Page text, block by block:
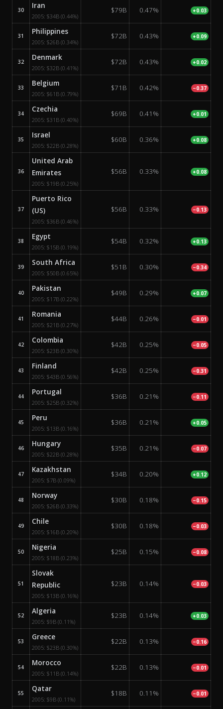
30 Iran
2005: $34B (0.44%)
$79B 0.47% +0.03
31 Philippines
2005: $26B (0.34%)
$72B 0.43% +0.09
32 Denmark
2005: $32B (0.41%)
$72B 0.43% +0.02
33 Belgium
2005: $61B (0.79%)
$71B 0.42% −0.37
34 Czechia
2005: $31B (0.40%)
$69B 0.41% +0.01
35 Israel
2005: $22B (0.28%)
$60B 0.36% +0.08
36
United Arab
Emirates
2005: $19B (0.25%)
$56B 0.33% +0.08
37
Puerto Rico
(US)
2005: $36B (0.46%)
$56B 0.33% −0.13
38 Egypt
2005: $15B (0.19%)
$54B 0.32% +0.13
39 South Africa
2005: $50B (0.65%)
$51B 0.30% −0.34
40 Pakistan
2005: $17B (0.22%)
$49B 0.29% +0.07
41 Romania
2005: $21B (0.27%)
$44B 0.26% −0.01
42 Colombia
2005: $23B (0.30%)
$42B 0.25% −0.05
43 Finland
2005: $43B (0.56%)
$42B 0.25% −0.31
44 Portugal
2005: $25B (0.32%)
$36B 0.21% −0.11
45 Peru
2005: $13B (0.16%)
$36B 0.21% +0.05
46 Hungary
2005: $22B (0.28%)
$35B 0.21% −0.07
47 Kazakhstan
2005: $7B (0.09%)
$34B 0.20% +0.12
48 Norway
2005: $26B (0.33%)
$30B 0.18% −0.15
49 Chile
2005: $16B (0.20%)
$30B 0.18% −0.03
50 Nigeria
2005: $18B (0.23%)
$25B 0.15% −0.08
51
Slovak
Republic
2005: $13B (0.16%)
$23B 0.14% −0.03
52 Algeria
2005: $9B (0.11%)
$23B 0.14% +0.03
53 Greece
2005: $23B (0.30%)
$22B 0.13% −0.16
54 Morocco
2005: $11B (0.14%)
$22B 0.13% −0.01
55 Qatar
2005: $9B (0.11%)
$18B 0.11% −0.01